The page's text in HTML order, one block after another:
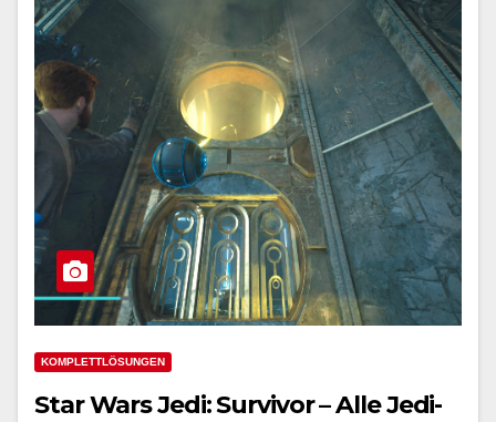
KOMPLETTLÖSUNGEN
Star Wars Jedi: Survivor – Alle Jedi-